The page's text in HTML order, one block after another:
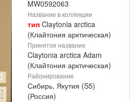
MW0592063
Название в коллекции
тип Claytonia arctica
(Клайтония арктическая)
Принятое название
Claytonia arctica Adam
(Клайтония арктическая)
Районирование
Сибирь, Якутия (S5)
(Россия)